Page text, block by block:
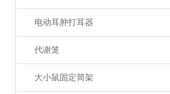
电动耳肿打耳器
代谢笼
大小鼠固定筒架